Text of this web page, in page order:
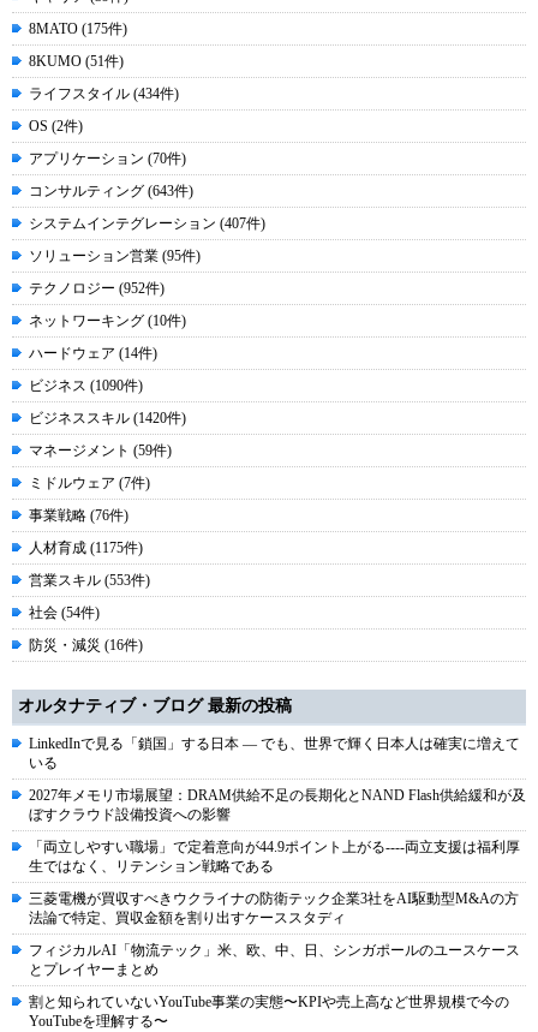
8MATO (175件)
8KUMO (51件)
ライフスタイル (434件)
OS (2件)
アプリケーション (70件)
コンサルティング (643件)
システムインテグレーション (407件)
ソリューション営業 (95件)
テクノロジー (952件)
ネットワーキング (10件)
ハードウェア (14件)
ビジネス (1090件)
ビジネススキル (1420件)
マネージメント (59件)
ミドルウェア (7件)
事業戦略 (76件)
人材育成 (1175件)
営業スキル (553件)
社会 (54件)
防災・減災 (16件)
オルタナティブ・ブログ 最新の投稿
LinkedInで見る「鎖国」する日本 ― でも、世界で輝く日本人は確実に増えて
いる
2027年メモリ市場展望：DRAM供給不足の長期化とNAND Flash供給緩和が及
ぼすクラウド設備投資への影響
「両立しやすい職場」で定着意向が44.9ポイント上がる----両立支援は福利厚
生ではなく、リテンション戦略である
三菱電機が買収すべきウクライナの防衛テック企業3社をAI駆動型M&Aの方
法論で特定、買収金額を割り出すケーススタディ
フィジカルAI「物流テック」米、欧、中、日、シンガポールのユースケース
とプレイヤーまとめ
割と知られていないYouTube事業の実態〜KPIや売上高など世界規模で今の
YouTubeを理解する〜